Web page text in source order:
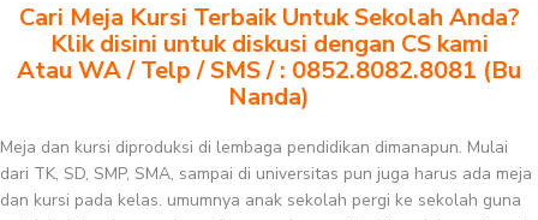
Cari Meja Kursi Terbaik Untuk Sekolah Anda?
Klik disini untuk diskusi dengan CS kami
Atau WA / Telp / SMS / : 0852.8082.8081 (Bu
Nanda)
Meja dan kursi diproduksi di lembaga pendidikan dimanapun. Mulai
dari TK, SD, SMP, SMA, sampai di universitas pun juga harus ada meja
dan kursi pada kelas. umumnya anak sekolah pergi ke sekolah guna